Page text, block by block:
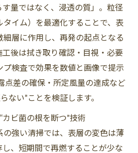
量ではなく、浸透の質」。粒径
タイム）を最適化することで、表
層に作用し、再発の起点となる
後は拭き取り確認・目視・必要
プ検査で効果を数値と画像で提示
点差の確保・所定風量の達成など
ない”ことを検証します。
ビ菌の根を断つ”技術
強い清掃では、表層の変色は薄
、短期間で再燃することが少な